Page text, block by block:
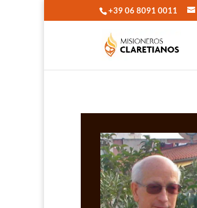
+39 06 8091 0011